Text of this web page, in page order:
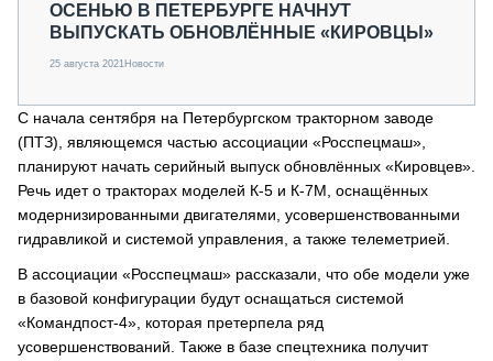
О ПРОЕКТЕ
ОСЕНЬЮ В ПЕТЕРБУРГЕ НАЧНУТ
ВЫПУСКАТЬ ОБНОВЛЁННЫЕ «КИРОВЦЫ»
25 августа 2021Новости
С начала сентября на Петербургском тракторном заводе
(ПТЗ), являющемся частью ассоциации «Росспецмаш»,
планируют начать серийный выпуск обновлённых «Кировцев».
Речь идет о тракторах моделей К-5 и К-7М, оснащённых
модернизированными двигателями, усовершенствованными
гидравликой и системой управления, а также телеметрией.
В ассоциации «Росспецмаш» рассказали, что обе модели уже
в базовой конфигурации будут оснащаться системой
«Командпост-4», которая претерпела ряд
усовершенствований. Также в базе спецтехника получит